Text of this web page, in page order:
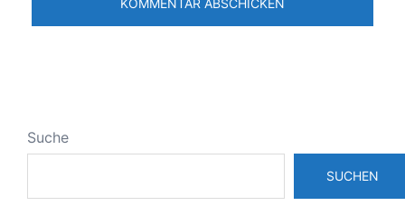
Suche
SUCHEN